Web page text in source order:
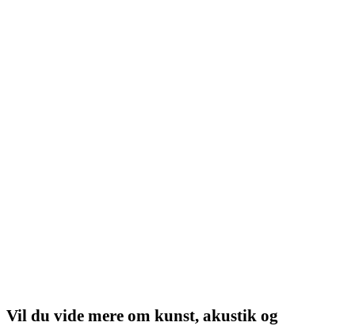
Vil du vide mere om kunst, akustik og